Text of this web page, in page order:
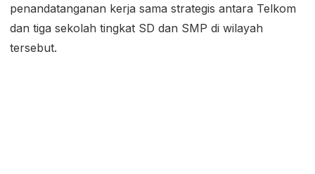
penandatanganan kerja sama strategis antara Telkom
dan tiga sekolah tingkat SD dan SMP di wilayah
tersebut.